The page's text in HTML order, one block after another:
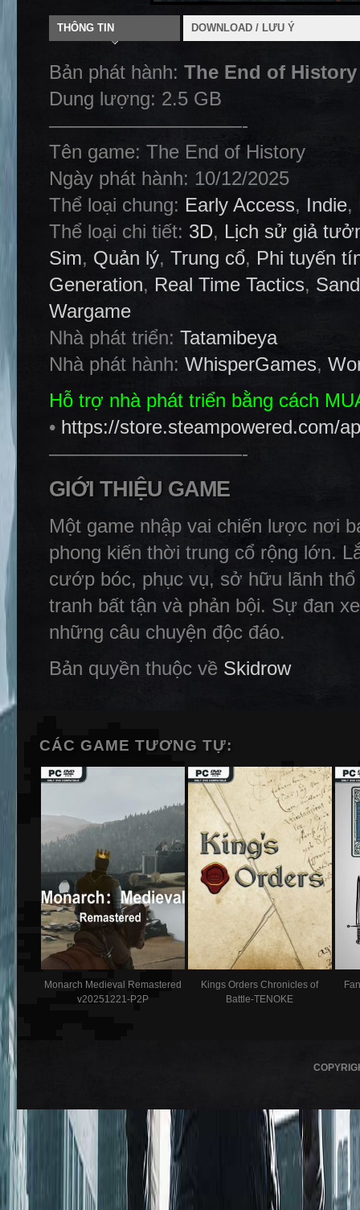
THÔNG TIN DOWNLOAD / LƯU Ý
Bản phát hành: The End of
Dung lượng: 2.5 GB
——————————-
Tên game: The End of History
Ngày phát hành: 10/12/2025
Thể loại chung: Early Access, Indie,
Thể loại chi tiết: 3D, Lịch sử giả
Sim, Quản lý, Trung cổ, Phi tuyến
Generation, Real Time Tactics,
Wargame
Nhà phát triển: Tatamibeya
Nhà phát hành: WhisperGames,
Hỗ trợ nhà phát triển bằng cách
• https://store.steampowered.com/
——————————-
GIỚI THIỆU GAME
Một game nhập vai chiến lược nơi
phong kiến ​​​​thời trung cổ rộng lớn.
cướp bóc, phục vụ, sở hữu lãnh
tranh bất tận và phản bội. Sự đan
những câu chuyện độc đáo.
Bản quyền thuộc về Skidrow
CÁC GAME TƯƠNG TỰ:
Monarch Medieval Remastered
v20251221-P2P
Kings Orders Chronicles of
Battle-TENOKE